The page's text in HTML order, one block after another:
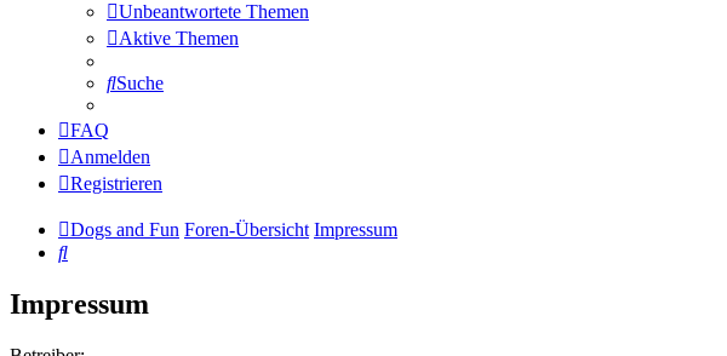
Unbeantwortete Themen
Aktive Themen
Suche
FAQ
Anmelden
Registrieren
Dogs and Fun Foren-Übersicht Impressum
Suche
Impressum